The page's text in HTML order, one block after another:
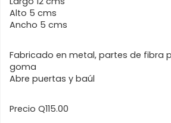
Alto 5 cms
Ancho 5 cms
Fabricado en metal, partes de fibra
goma
Abre puertas y baúl
Precio Q115.00